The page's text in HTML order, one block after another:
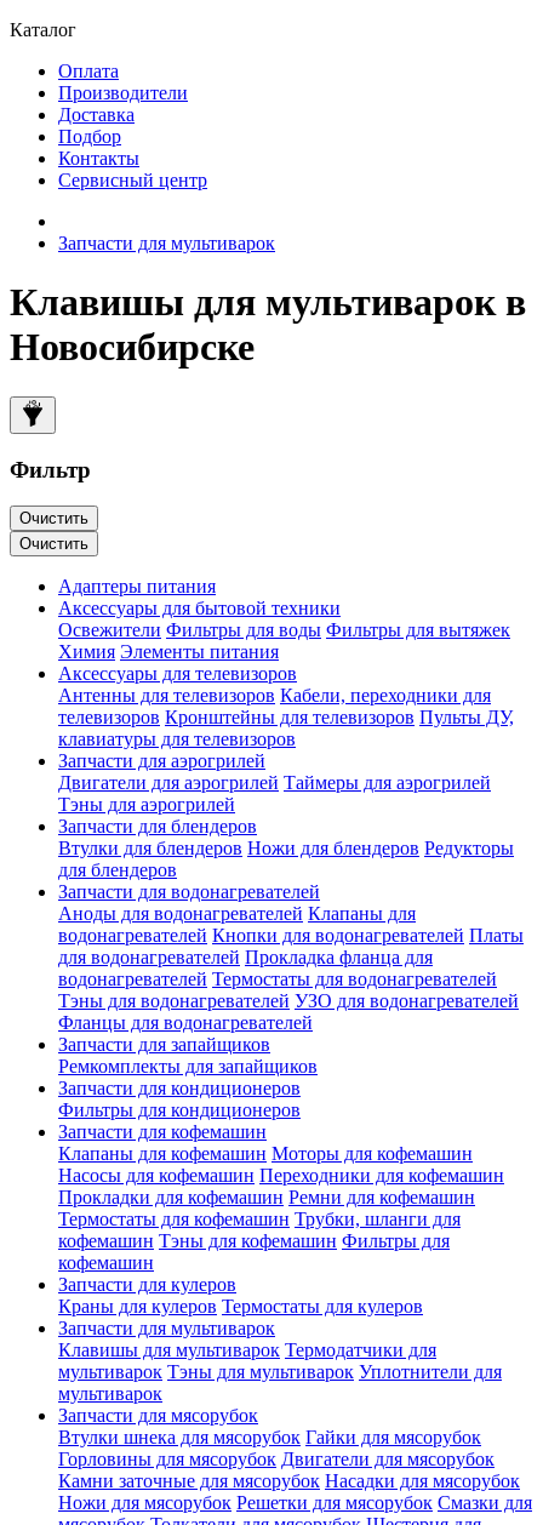
Каталог
Оплата
Производители
Доставка
Подбор
Контакты
Сервисный центр
Запчасти для мультиварок
Клавишы для мультиварок в
Новосибирске
Фильтр
Очистить
Очистить
Адаптеры питания
Аксессуары для бытовой техники
Освежители Фильтры для воды Фильтры для вытяжек
Химия Элементы питания
Аксессуары для телевизоров
Антенны для телевизоров Кабели, переходники для
телевизоров Кронштейны для телевизоров Пульты ДУ,
клавиатуры для телевизоров
Запчасти для аэрогрилей
Двигатели для аэрогрилей Таймеры для аэрогрилей
Тэны для аэрогрилей
Запчасти для блендеров
Втулки для блендеров Ножи для блендеров Редукторы
для блендеров
Запчасти для водонагревателей
Аноды для водонагревателей Клапаны для
водонагревателей Кнопки для водонагревателей Платы
для водонагревателей Прокладка фланца для
водонагревателей Термостаты для водонагревателей
Тэны для водонагревателей УЗО для водонагревателей
Фланцы для водонагревателей
Запчасти для запайщиков
Ремкомплекты для запайщиков
Запчасти для кондиционеров
Фильтры для кондиционеров
Запчасти для кофемашин
Клапаны для кофемашин Моторы для кофемашин
Насосы для кофемашин Переходники для кофемашин
Прокладки для кофемашин Ремни для кофемашин
Термостаты для кофемашин Трубки, шланги для
кофемашин Тэны для кофемашин Фильтры для
кофемашин
Запчасти для кулеров
Краны для кулеров Термостаты для кулеров
Запчасти для мультиварок
Клавишы для мультиварок Термодатчики для
мультиварок Тэны для мультиварок Уплотнители для
мультиварок
Запчасти для мясорубок
Втулки шнека для мясорубок Гайки для мясорубок
Горловины для мясорубок Двигатели для мясорубок
Камни заточные для мясорубок Насадки для мясорубок
Ножи для мясорубок Решетки для мясорубок Смазки для